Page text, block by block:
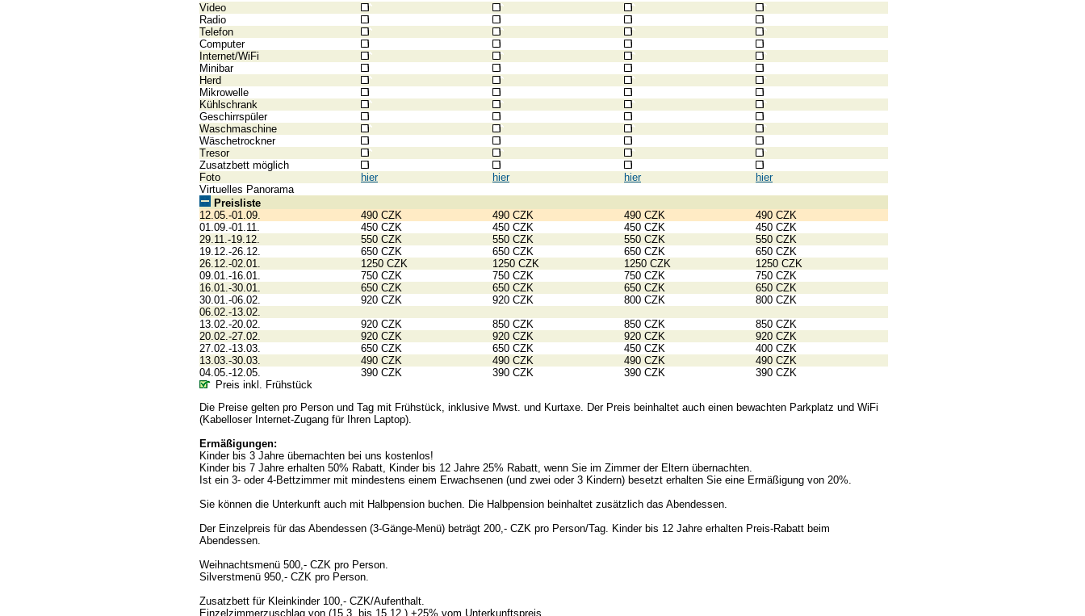
Video
Radio
Telefon
Computer
Internet/WiFi
Minibar
Herd
Mikrowelle
Kühlschrank
Geschirrspüler
Waschmaschine
Wäschetrockner
Tresor
Zusatzbett möglich
Foto
hier hier hier
hier
Virtuelles Panorama
Preisliste
12.05.-01.09.
490 CZK 490 CZK 490 CZK
490 CZK
01.09.-01.11.
450 CZK 450 CZK 450 CZK
450 CZK
29.11.-19.12.
550 CZK 550 CZK 550 CZK
550 CZK
19.12.-26.12.
650 CZK 650 CZK 650 CZK
650 CZK
26.12.-02.01.
1250 CZK 1250 CZK 1250 CZK
1250 CZK
09.01.-16.01.
750 CZK 750 CZK 750 CZK
750 CZK
16.01.-30.01.
650 CZK 650 CZK 650 CZK
650 CZK
30.01.-06.02.
920 CZK 920 CZK 800 CZK
800 CZK
06.02.-13.02.
13.02.-20.02.
920 CZK 850 CZK 850 CZK
850 CZK
20.02.-27.02.
920 CZK 920 CZK 920 CZK
920 CZK
27.02.-13.03.
650 CZK 650 CZK 450 CZK
400 CZK
13.03.-30.03.
490 CZK 490 CZK 490 CZK
490 CZK
04.05.-12.05.
390 CZK 390 CZK 390 CZK
390 CZK
Preis inkl. Frühstück
Die Preise gelten pro Person und Tag mit Frühstück, inklusive Mwst. und Kurtaxe. Der Preis beinhaltet auch einen bewachten Parkplatz und WiFi
(Kabelloser Internet-Zugang für Ihren Laptop).
Ermäßigungen:
Kinder bis 3 Jahre übernachten bei uns kostenlos!
Kinder bis 7 Jahre erhalten 50% Rabatt, Kinder bis 12 Jahre 25% Rabatt, wenn Sie im Zimmer der Eltern übernachten.
Ist ein 3- oder 4-Bettzimmer mit mindestens einem Erwachsenen (und zwei oder 3 Kindern) besetzt erhalten Sie eine Ermäßigung von 20%.
Sie können die Unterkunft auch mit Halbpension buchen. Die Halbpension beinhaltet zusätzlich das Abendessen.
Der Einzelpreis für das Abendessen (3-Gänge-Menü) beträgt 200,- CZK pro Person/Tag. Kinder bis 12 Jahre erhalten Preis-Rabatt beim
Abendessen.
Weihnachtsmenü 500,- CZK pro Person.
Silverstmenü 950,- CZK pro Person.
Zusatzbett für Kleinkinder 100,- CZK/Aufenthalt.
Einzelzimmerzuschlag von (15.3. bis 15.12.) +25% vom Unterkunftspreis.